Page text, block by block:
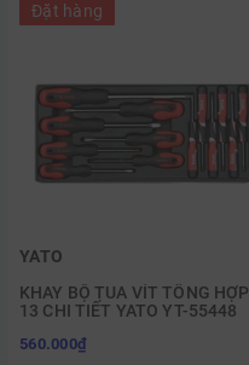
Đặt hàng
YATO
KHAY BỘ TUA VÍT TỔNG HỢP
13 CHI TIẾT YATO YT-55448
560.000₫